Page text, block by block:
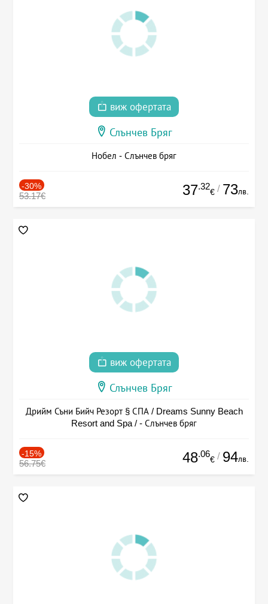
виж офертата
Слънчев Бряг
Нобел - Слънчев бряг
-30%
53.17€ 37.32
€ / 73лв.
виж офертата
Слънчев Бряг
Дрийм Съни Бийч Резорт § СПА / Dreams Sunny Beach
Resort and Spa / - Слънчев бряг
-15%
56.75€ 48.06
€ / 94лв.